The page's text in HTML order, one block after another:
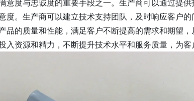
。生产商可以建立技术支持团队，及时响应客户
品的质量和性能，满足客户不断提高的需求和期望
资源和精力，不断提升技术水平和服务质量，为客